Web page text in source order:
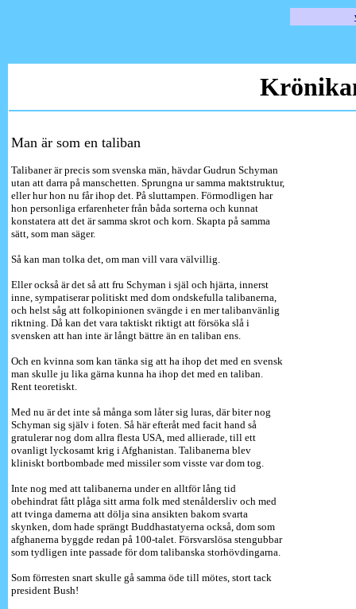
Man är som en taliban
Talibaner är precis som svenska män, hävdar Gudrun Schyman
utan att darra på manschetten. Sprungna ur samma maktstruktur,
eller hur hon nu får ihop det. På sluttampen. Förmodligen har
hon personliga erfarenheter från båda sorterna och kunnat
konstatera att det är samma skrot och korn. Skapta på samma
sätt, som man säger.
Så kan man tolka det, om man vill vara välvillig.
Eller också är det så att fru Schyman i själ och hjärta, innerst
inne, sympatiserar politiskt med dom ondskefulla talibanerna,
och helst såg att folkopinionen svängde i en mer talibanvänlig
riktning. Då kan det vara taktiskt riktigt att försöka slå i
svensken att han inte är långt bättre än en taliban ens.
Och en kvinna som kan tänka sig att ha ihop det med en svensk
man skulle ju lika gärna kunna ha ihop det med en taliban.
Rent teoretiskt.
Med nu är det inte så många som låter sig luras, där biter nog
Schyman sig själv i foten. Så här efteråt med facit hand så
gratulerar nog dom allra flesta USA, med allierade, till ett
ovanligt lyckosamt krig i Afghanistan. Talibanerna blev
kliniskt bortbombade med missiler som visste var dom tog.
Inte nog med att talibanerna under en alltför lång tid
obehindrat fått plåga sitt arma folk med stenåldersliv och med
att tvinga damerna att dölja sina ansikten bakom svarta
skynken, dom hade sprängt Buddhastatyerna också, dom som
afghanerna byggde redan på 100-talet. Försvarslösa stengubbar
som tydligen inte passade för dom talibanska storhövdingarna.
Som förresten snart skulle gå samma öde till mötes, stort tack
president Bush!